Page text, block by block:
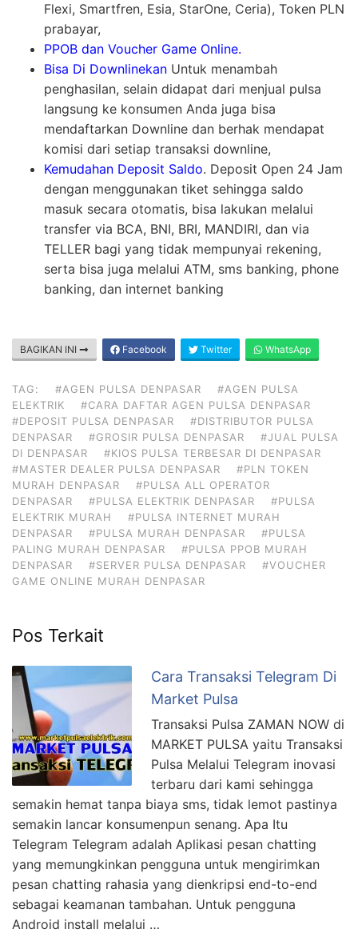
Flexi, Smartfren, Esia, StarOne, Ceria), Token PLN
prabayar,
PPOB dan Voucher Game Online.
Bisa Di Downlinekan Untuk menambah
penghasilan, selain didapat dari menjual pulsa
langsung ke konsumen Anda juga bisa
mendaftarkan Downline dan berhak mendapat
komisi dari setiap transaksi downline,
Kemudahan Deposit Saldo. Deposit Open 24 Jam
dengan menggunakan tiket sehingga saldo
masuk secara otomatis, bisa lakukan melalui
transfer via BCA, BNI, BRI, MANDIRI, dan via
TELLER bagi yang tidak mempunyai rekening,
serta bisa juga melalui ATM, sms banking, phone
banking, dan internet banking
BAGIKAN INI Facebook Twitter WhatsApp
TAG: #AGEN PULSA DENPASAR
#AGEN PULSA
ELEKTRIK
#CARA DAFTAR AGEN PULSA DENPASAR
#DEPOSIT PULSA DENPASAR
#DISTRIBUTOR PULSA
DENPASAR
#GROSIR PULSA DENPASAR
#JUAL PULSA
DI DENPASAR
#KIOS PULSA TERBESAR DI DENPASAR
#MASTER DEALER PULSA DENPASAR
#PLN TOKEN
MURAH DENPASAR
#PULSA ALL OPERATOR
DENPASAR
#PULSA ELEKTRIK DENPASAR
#PULSA
ELEKTRIK MURAH
#PULSA INTERNET MURAH
DENPASAR
#PULSA MURAH DENPASAR
#PULSA
PALING MURAH DENPASAR
#PULSA PPOB MURAH
DENPASAR
#SERVER PULSA DENPASAR
#VOUCHER
GAME ONLINE MURAH DENPASAR
Pos Terkait
Cara Transaksi Telegram Di
Market Pulsa
Transaksi Pulsa ZAMAN NOW di
MARKET PULSA yaitu Transaksi
Pulsa Melalui Telegram inovasi
terbaru dari kami sehingga
semakin hemat tanpa biaya sms, tidak lemot pastinya
semakin lancar konsumenpun senang. Apa Itu
Telegram Telegram adalah Aplikasi pesan chatting
yang memungkinkan pengguna untuk mengirimkan
pesan chatting rahasia yang dienkripsi end-to-end
sebagai keamanan tambahan. Untuk pengguna
Android install melalui …